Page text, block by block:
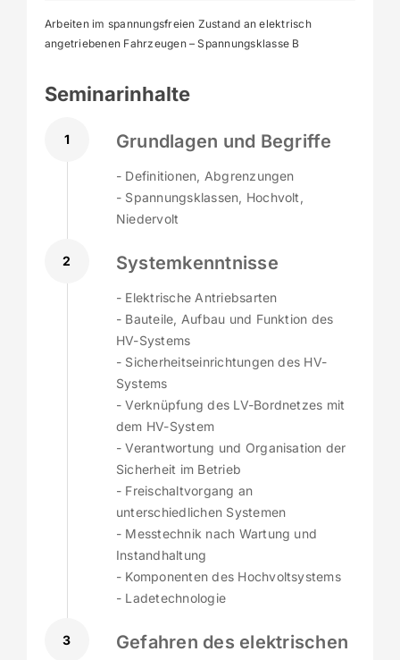
Arbeiten im spannungsfreien Zustand an elektrisch
angetriebenen Fahrzeugen – Spannungsklasse B
Seminarinhalte
1 Grundlagen und Begriffe
- Definitionen, Abgrenzungen
- Spannungsklassen, Hochvolt,
Niedervolt
2 Systemkenntnisse
- Elektrische Antriebsarten
- Bauteile, Aufbau und Funktion des
HV-Systems
- Sicherheitseinrichtungen des HV-
Systems
- Verknüpfung des LV-Bordnetzes mit
dem HV-System
- Verantwortung und Organisation der
Sicherheit im Betrieb
- Freischaltvorgang an
unterschiedlichen Systemen
- Messtechnik nach Wartung und
Instandhaltung
- Komponenten des Hochvoltsystems
- Ladetechnologie
3
Gefahren des elektrischen